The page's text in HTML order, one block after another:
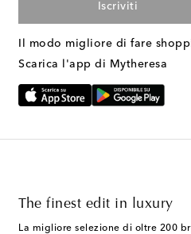
Iscriviti
Il modo migliore di fare
Scarica l'app di Mytheresa
The finest edit in luxury
La migliore selezione di oltre 200